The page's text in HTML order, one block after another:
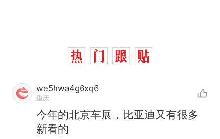
we5hwa4g6xq6
重庆
今年的北京车展，比亚迪又有很多
新看的
热 西班牙飞地休达边境，摩洛